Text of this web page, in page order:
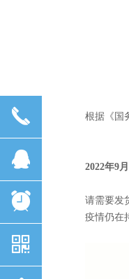
根据《国
2022年9月
请需要发
疫情仍在
끅
뀩
뀥
낃